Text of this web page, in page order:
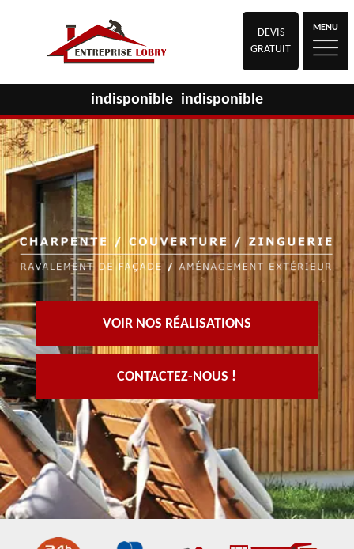
DEVIS
GRATUIT
MENU
indisponible indisponible
VOIR NOS RÉALISATIONS
CONTACTEZ-NOUS !